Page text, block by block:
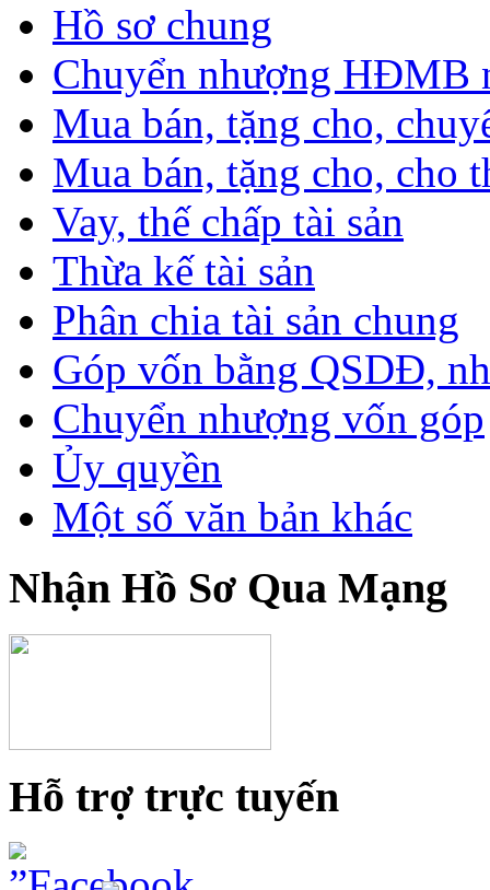
Hồ sơ chung
Chuyển nhượng HĐMB
Mua bán, tặng cho,
Mua bán, tặng cho, cho
Vay, thế chấp tài sản
Thừa kế tài sản
Phân chia tài sản chung
Góp vốn bằng QSDĐ,
Chuyển nhượng vốn góp
Ủy quyền
Một số văn bản khác
Nhận Hồ Sơ Qua Mạng
Hỗ trợ trực tuyến